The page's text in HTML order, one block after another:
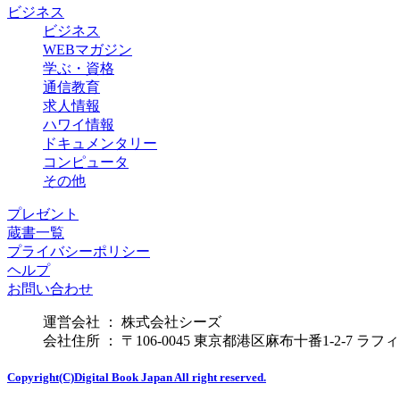
ビジネス
ビジネス
WEBマガジン
学ぶ・資格
通信教育
求人情報
ハワイ情報
ドキュメンタリー
コンピュータ
その他
プレゼント
蔵書一覧
プライバシーポリシー
ヘルプ
お問い合わせ
運営会社 ： 株式会社シーズ
会社住所 ： 〒106-0045 東京都港区麻布十番1-2-7 ラフ
Copyright(C)Digital Book Japan All right reserved.